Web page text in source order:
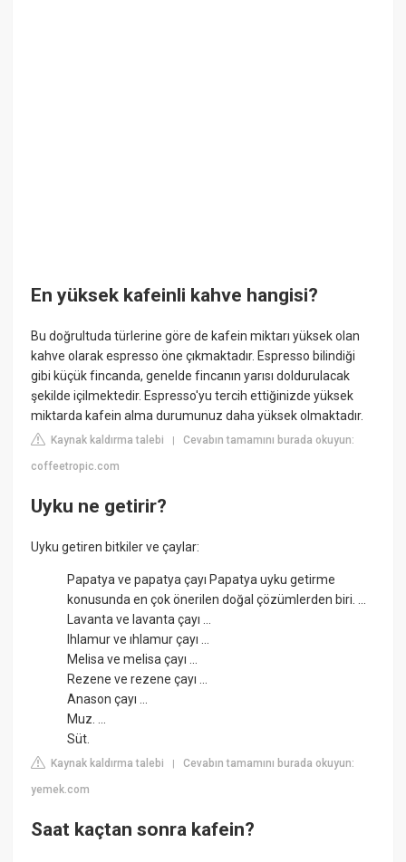
En yüksek kafeinli kahve hangisi?
Bu doğrultuda türlerine göre de kafein miktarı yüksek olan
kahve olarak espresso öne çıkmaktadır. Espresso bilindiği
gibi küçük fincanda, genelde fincanın yarısı doldurulacak
şekilde içilmektedir. Espresso'yu tercih ettiğinizde yüksek
miktarda kafein alma durumunuz daha yüksek olmaktadır.
Kaynak kaldırma talebi |Cevabın tamamını burada okuyun:
coffeetropic.com
Uyku ne getirir?
Uyku getiren bitkiler ve çaylar:
Papatya ve papatya çayı Papatya uyku getirme
konusunda en çok önerilen doğal çözümlerden biri. ...
Lavanta ve lavanta çayı ...
Ihlamur ve ıhlamur çayı ...
Melisa ve melisa çayı ...
Rezene ve rezene çayı ...
Anason çayı ...
Muz. ...
Süt.
Kaynak kaldırma talebi |Cevabın tamamını burada okuyun:
yemek.com
Saat kaçtan sonra kafein?